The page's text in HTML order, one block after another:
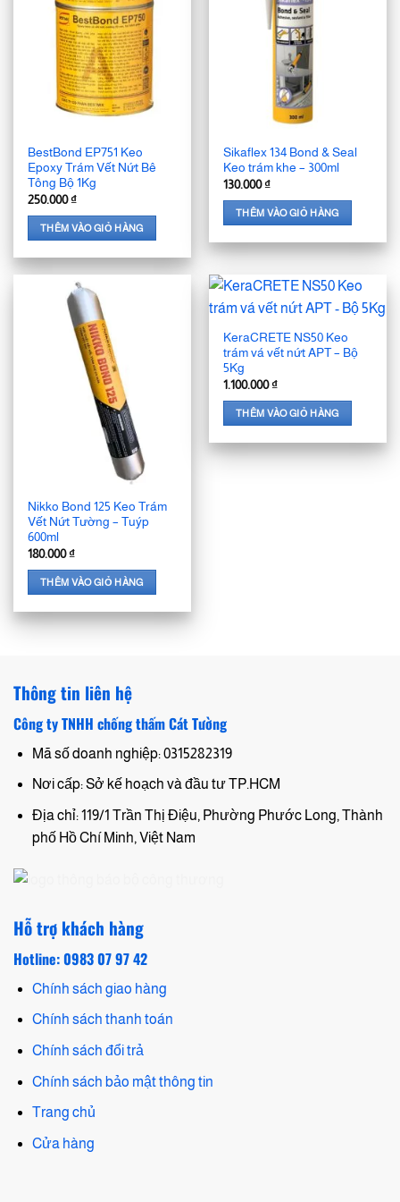
BestBond EP751 Keo
Epoxy Trám Vết Nứt Bê
Tông Bộ 1Kg
250.000₫
THÊM VÀO GIỎ HÀNG
Sikaflex 134 Bond & Seal
Keo trám khe – 300ml
130.000₫
THÊM VÀO GIỎ HÀNG
Nikko Bond 125 Keo Trám
Vết Nứt Tường – Tuýp
600ml
180.000₫
THÊM VÀO GIỎ HÀNG
KeraCRETE NS50 Keo
trám vá vết nứt APT – Bộ
5Kg
1.100.000₫
THÊM VÀO GIỎ HÀNG
Thông tin liên hệ
Công ty TNHH chống thấm Cát Tường
Mã số doanh nghiệp: 0315282319
Nơi cấp: Sở kế hoạch và đầu tư TP.HCM
Địa chỉ: 119/1 Trần Thị Điệu, Phường Phước Long, Thành
phố Hồ Chí Minh, Việt Nam
Hỗ trợ khách hàng
Hotline: 0983 07 97 42
Chính sách giao hàng
Chính sách thanh toán
Chính sách đổi trả
Chính sách bảo mật thông tin
Trang chủ
Cửa hàng